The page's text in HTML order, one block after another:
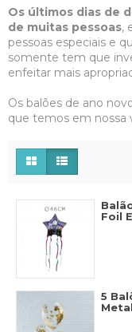
Os últimos dias de
de muitas pessoas,
pessoas especiais e
somente tem que
enfeitar mais
Os balões de ano
que temos em nossa
árvore de natal?
Além do que as
final de ano vai a
Desejas mais
com balões feliz ano
recomendamos que
para a decoração e o
formal.
Foil
5